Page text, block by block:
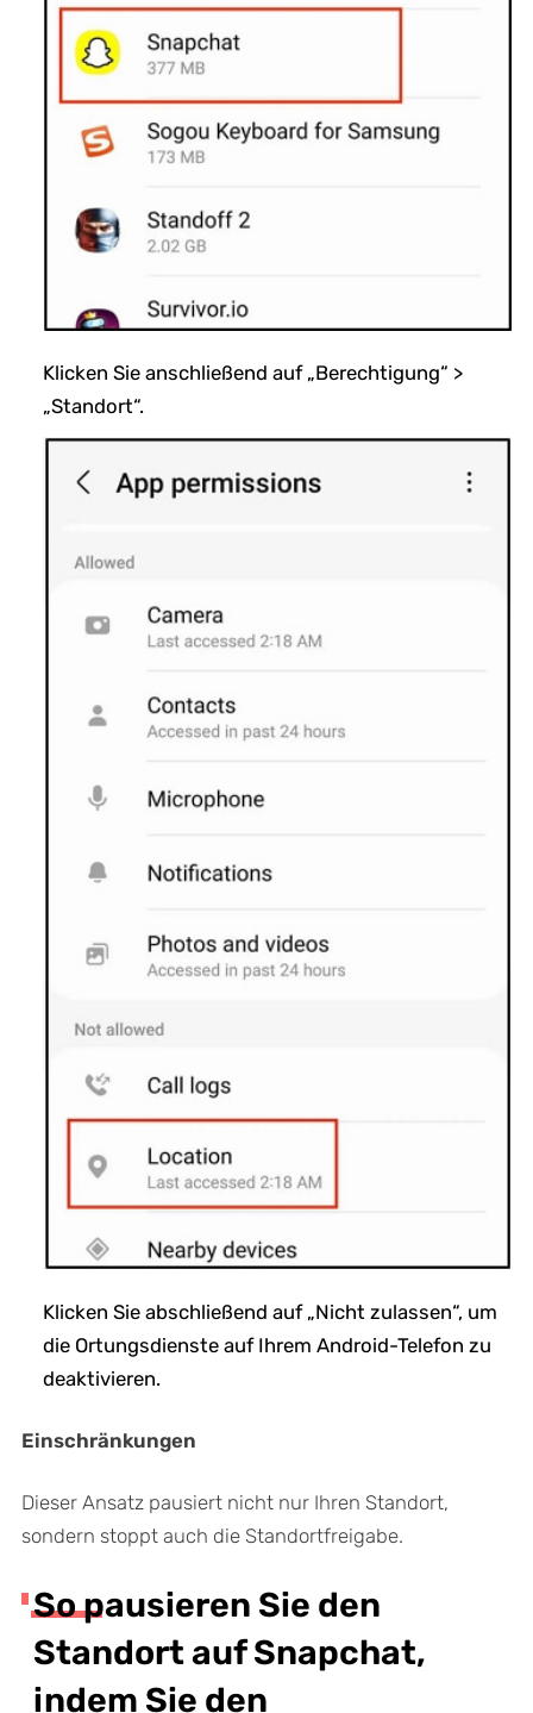
Klicken Sie anschließend auf „Berechtigung“ >
„Standort“.
Klicken Sie abschließend auf „Nicht zulassen“, um
die Ortungsdienste auf Ihrem Android-Telefon zu
deaktivieren.
Einschränkungen
Dieser Ansatz pausiert nicht nur Ihren Standort,
sondern stoppt auch die Standortfreigabe.
So pausieren Sie den
Standort auf Snapchat,
indem Sie den